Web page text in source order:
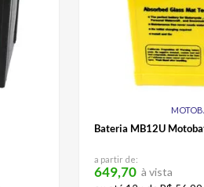
Bateria MB12U
a partir de:
649,70 à vista